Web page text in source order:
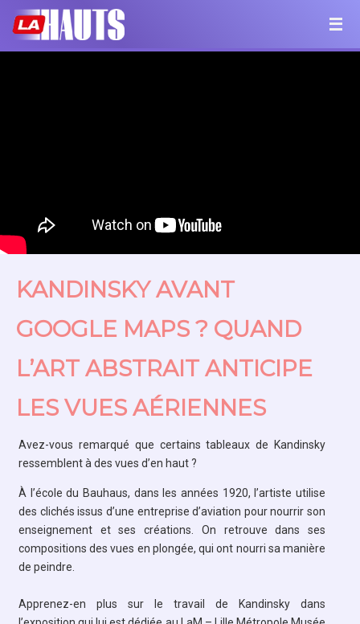
KANDINSKY AVANT
GOOGLE MAPS ? QUAND
L’ART ABSTRAIT ANTICIPE
LES VUES AÉRIENNES
Avez-vous remarqué que certains tableaux de Kandinsky
ressemblent à des vues d’en haut ?
À l’école du Bauhaus, dans les années 1920, l’artiste utilise
des clichés issus d’une entreprise d’aviation pour nourrir son
enseignement et ses créations. On retrouve dans ses
compositions des vues en plongée, qui ont nourri sa manière
de peindre.
Apprenez-en plus sur le travail de Kandinsky dans